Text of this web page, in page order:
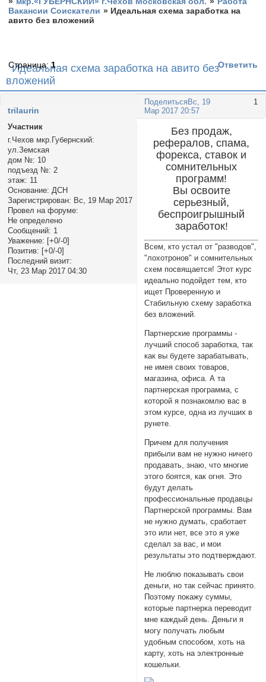
Вакансии Соискатели » Идеальная схема заработка на
авито без вложений
Идеальная схема заработка на авито без
вложений
Страница:1 Ответить
Поделиться 1
Вс, 19
Мар 2017 20:57
trilaurin
Участник
г.Чехов мкр.Губернский:
ул.Земская
дом №: 10
подъезд №: 2
этаж: 11
Основание: ДСН
Зарегистрирован: Вс, 19 Мар 2017
Провел на форуме:
Не определено
Сообщений: 1
Уважение: [+0/-0]
Позитив: [+0/-0]
Последний визит:
Чт, 23 Мар 2017 04:30
Без продаж,
рефералов, спама,
форекса, ставок и
сомнительных
программ!
Вы освоите
серьезный,
беспроигрышный
заработок!
Всем, кто устал от "разводов",
"лохотронов" и сомнительных
схем посвящается! Этот курс
идеально подойдет тем, кто
ищет Проверенную и
Стабильную схему заработка
без вложений.
Партнерские программы -
лучший способ заработка, так
как вы будете зарабатывать,
не имея своих товаров,
магазина, офиса. А та
партнерская программа, с
которой я познакомлю вас в
этом курсе, одна из лучших в
рунете.
Причем для получения
прибыли вам не нужно ничего
продавать, знаю, что многие
этого боятся, как огня. Это
будут делать
профессиональные продавцы
Партнерской программы. Вам
не нужно думать, сработает
это или нет, все это я уже
сделал за вас, и мои
результаты это подтверждают.
Не люблю показывать свои
деньги, но так сейчас принято.
Поэтому покажу суммы,
которые партнерка переводит
мне каждый день. Деньги я
могу получать любым
удобным способом, хоть на
карту, хоть на электронные
кошельки.